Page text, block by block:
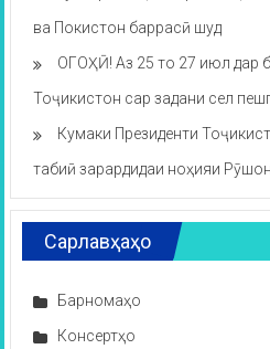
ва Покистон баррасӣ шуд
ОГОҲӢ! Аз 25 то 27 июл дар
Тоҷикистон сар задани сел
Кумаки Президенти
табиӣ зарардидаи ноҳияи
Сарлавҳаҳо
Барномаҳо
Консертҳо